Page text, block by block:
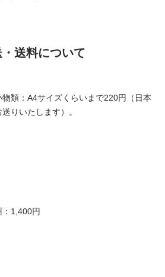
・送料について
物類：A4サイズくらいまで220円（日本
りいたします）。
1,400円